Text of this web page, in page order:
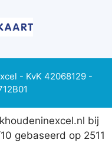
- KvK 42068129 -
bij
gebaseerd op 2511